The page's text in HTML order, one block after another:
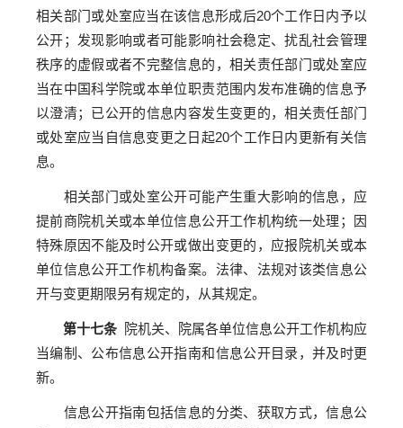
相关部门或处室应当在该信息形成后20个工作日内予以
公开；发现影响或者可能影响社会稳定、扰乱社会管理
秩序的虚假或者不完整信息的，相关责任部门或处室应
当在中国科学院或本单位职责范围内发布准确的信息予
以澄清；已公开的信息内容发生变更的，相关责任部门
或处室应当自信息变更之日起20个工作日内更新有关信
息。
相关部门或处室公开可能产生重大影响的信息，应
提前商院机关或本单位信息公开工作机构统一处理；因
特殊原因不能及时公开或做出变更的，应报院机关或本
单位信息公开工作机构备案。法律、法规对该类信息公
开与变更期限另有规定的，从其规定。
第十七条院机关、院属各单位信息公开工作机构应
当编制、公布信息公开指南和信息公开目录，并及时更
新。
信息公开指南包括信息的分类、获取方式，信息公